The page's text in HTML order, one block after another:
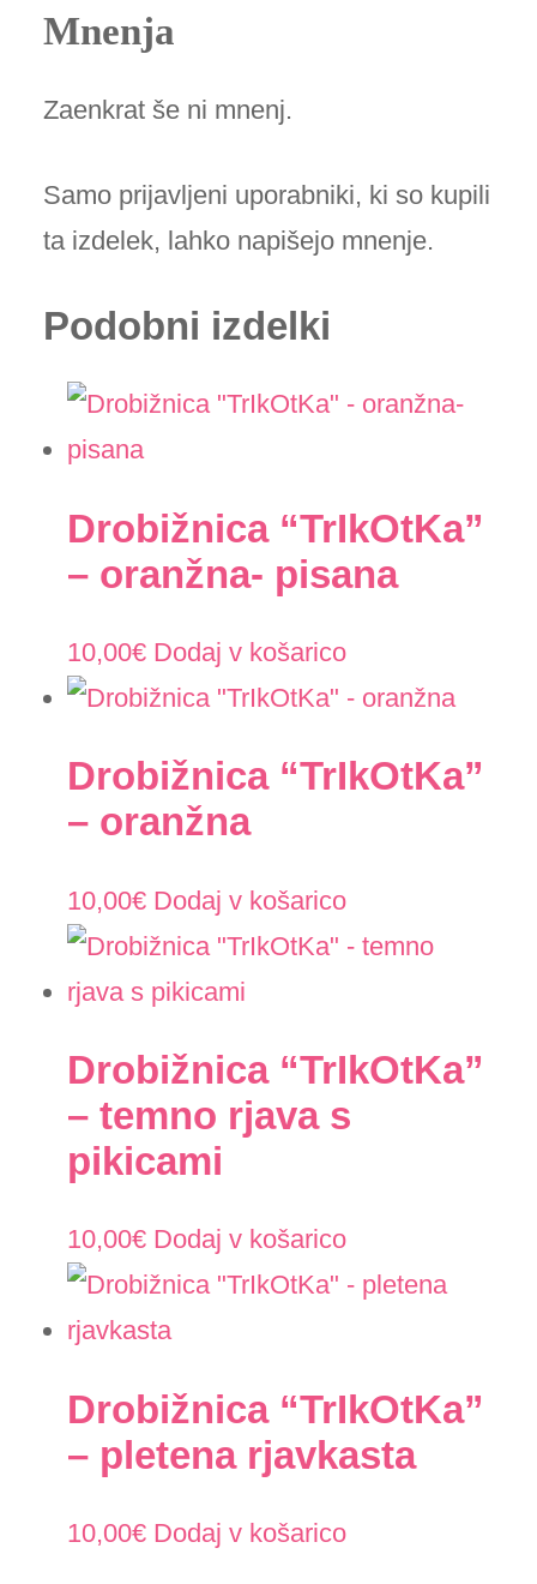
Mnenja
Zaenkrat še ni mnenj.
Samo prijavljeni uporabniki, ki so kupili
ta izdelek, lahko napišejo mnenje.
Podobni izdelki
Drobižnica “TrIkOtKa”
– oranžna- pisana
10,00€ Dodaj v košarico
Drobižnica “TrIkOtKa”
– oranžna
10,00€ Dodaj v košarico
Drobižnica “TrIkOtKa”
– temno rjava s
pikicami
10,00€ Dodaj v košarico
Drobižnica “TrIkOtKa”
– pletena rjavkasta
10,00€ Dodaj v košarico